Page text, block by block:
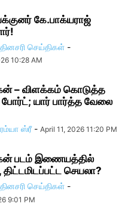
கே.பாக்யராஜ்
தினசரி செய்திகள் -
10:28 AM
– விளக்கம் கொடுத்த
யார் பார்த்த வேலை
ரம்யா ஸ்ரீ - April 11, 2026 11:20 PM
படம் இணையத்தில்
திட்டமிடப்பட்ட செயலா?
தினசரி செய்திகள் -
9:01 PM